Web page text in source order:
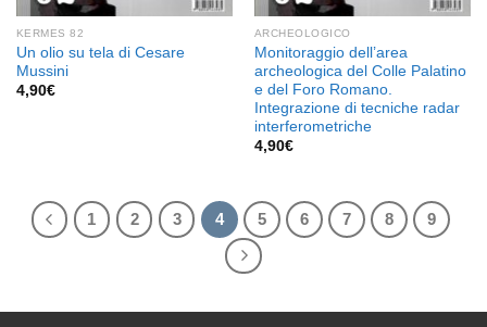
KERMES 82
Un olio su tela di Cesare
Mussini
4,90€
ARCHEOLOGICO
Monitoraggio dell’area
archeologica del Colle Palatino
e del Foro Romano.
Integrazione di tecniche radar
interferometriche
4,90€
1 2 3 4 5 6 7 8 9